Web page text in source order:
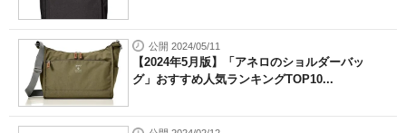
公開 2024/05/11
【2024年5月版】「アネロのショルダーバッ
グ」おすすめ人気ランキングTOP10...